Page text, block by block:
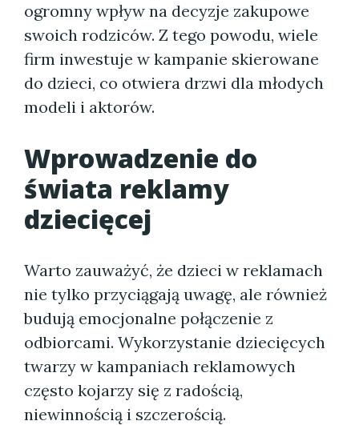
ogromny wpływ na decyzje zakupowe
swoich rodziców. Z tego powodu, wiele
firm inwestuje w kampanie skierowane
do dzieci, co otwiera drzwi dla młodych
modeli i aktorów.
Wprowadzenie do
świata reklamy
dziecięcej
Warto zauważyć, że dzieci w reklamach
nie tylko przyciągają uwagę, ale również
budują emocjonalne połączenie z
odbiorcami. Wykorzystanie dziecięcych
twarzy w kampaniach reklamowych
często kojarzy się z radością,
niewinnością i szczerością.